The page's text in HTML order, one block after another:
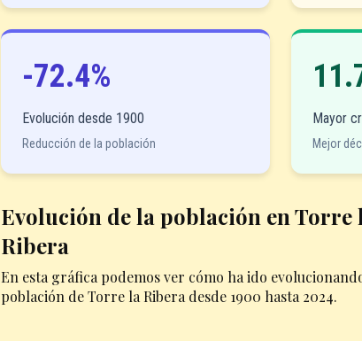
-72.4%
Evolución desde 1900
Reducción de la población
Mayor
Mejor
Evolución de la población en Torre
Ribera
En esta gráfica podemos ver cómo ha ido
población de Torre la Ribera desde 1900 hasta 2024.